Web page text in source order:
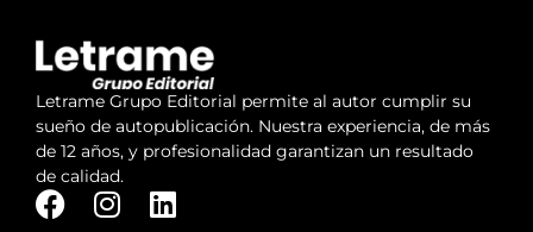
Letrame Grupo Editorial permite al autor cumplir su
sueño de autopublicación. Nuestra experiencia, de más
de 12 años, y profesionalidad garantizan un resultado
de calidad.